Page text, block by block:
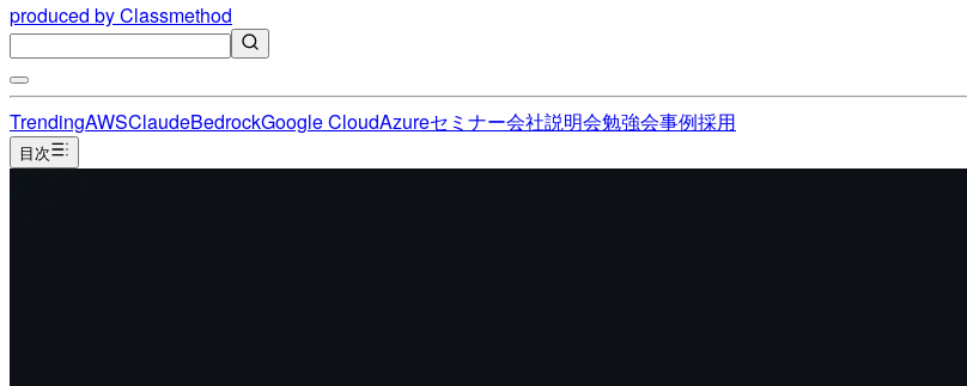
produced by Classmethod
TrendingAWSClaudeBedrockGoogle CloudAzureセミナー会社説明会勉強会事例採用
目次